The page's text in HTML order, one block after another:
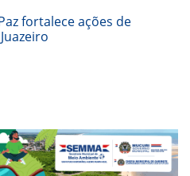
fortalece ações de